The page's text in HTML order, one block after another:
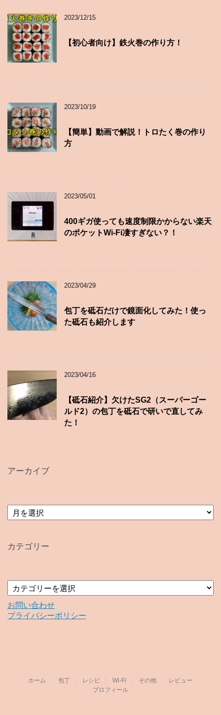
2023/12/15
【初心者向け】鉄火巻の作り方！
2023/10/19
【簡単】動画で解説！トロたく巻の作り
方
2023/05/01
400ギガ使っても速度制限かからない楽天
のポケットWi-Fi凄すぎない？！
2023/04/29
包丁を砥石だけで鏡面化してみた！使っ
た砥石も紹介します
2023/04/16
【砥石紹介】欠けたSG2（スーパーゴー
ルド2）の包丁を砥石で研いで直してみ
た！
アーカイブ
ア
ー
ブ
カテゴリー
テ
ゴ
リ
お問い合わせ
プライバシーポリシー
ホーム 包丁 レシピ Wi-Fi その他
レビュー
プロフィール